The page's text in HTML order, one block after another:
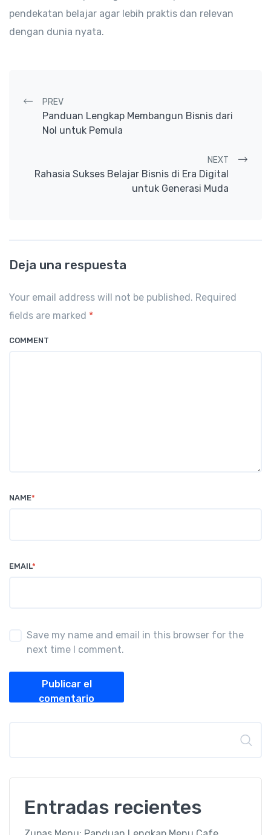
pendekatan belajar agar lebih praktis dan relevan
dengan dunia nyata.
Post navigation
PREV
Panduan Lengkap Membangun Bisnis dari
Nol untuk Pemula
NEXT
Rahasia Sukses Belajar Bisnis di Era Digital
untuk Generasi Muda
Deja una respuesta
Your email address will not be published. Required
fields are marked *
COMMENT
NAME*
EMAIL*
Save my name and email in this browser for the
next time I comment.
Publicar el
comentario
Entradas recientes